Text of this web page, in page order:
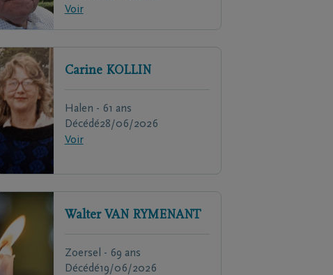
Voir
Carine KOLLIN
Halen - 61 ans
Décédé28/06/2026
Voir
Walter VAN RYMENANT
Zoersel - 69 ans
Décédé19/06/2026